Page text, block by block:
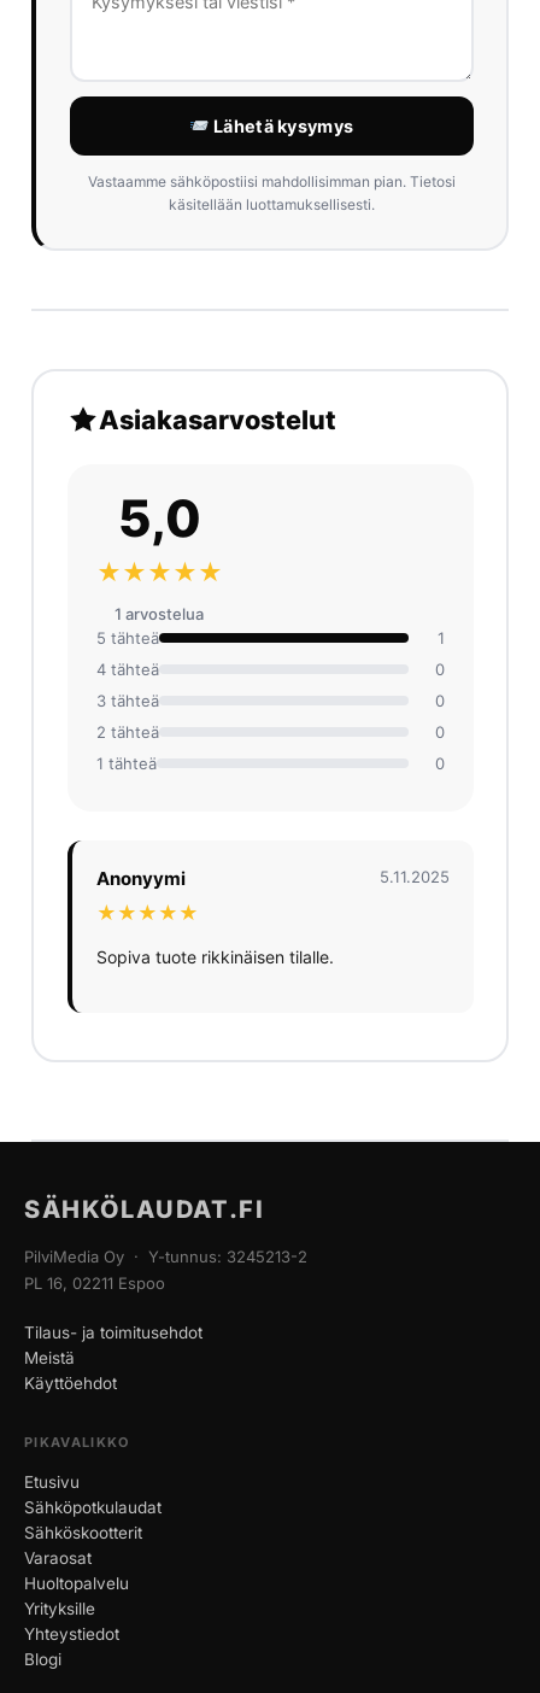
Lähetä kysymys
Vastaamme sähköpostiisi mahdollisimman pian. Tietosi
käsitellään luottamuksellisesti.
Asiakasarvostelut
5,0
★★★★★
1 arvosteluа
5 tähteä
1
4 tähteä
0
3 tähteä
0
2 tähteä
0
1 tähteä
0
Anonyymi
★★★★★
5.11.2025
Sopiva tuote rikkinäisen tilalle.
SÄHKÖLAUDAT.FI
PilviMedia Oy · Y-tunnus: 3245213-2
PL 16, 02211 Espoo
Tilaus- ja toimitusehdot
Meistä
Käyttöehdot
PIKAVALIKKO
Etusivu
Sähköpotkulaudat
Sähköskootterit
Varaosat
Huoltopalvelu
Yrityksille
Yhteystiedot
Blogi